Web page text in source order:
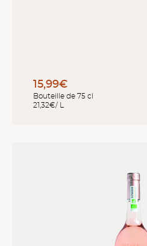
15,99€
Bouteille de 75 cl
21,32€/ L